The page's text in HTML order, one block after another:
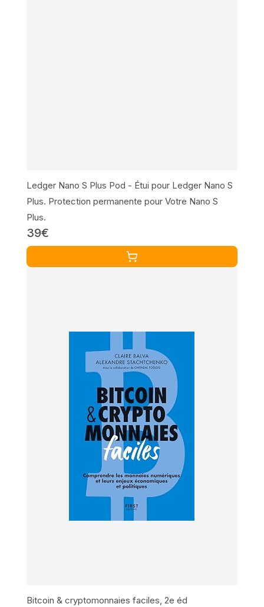
Ledger Nano S Plus Pod - Étui pour Ledger Nano S
Plus. Protection permanente pour Votre Nano S
Plus.
39€
Bitcoin & cryptomonnaies faciles, 2e éd